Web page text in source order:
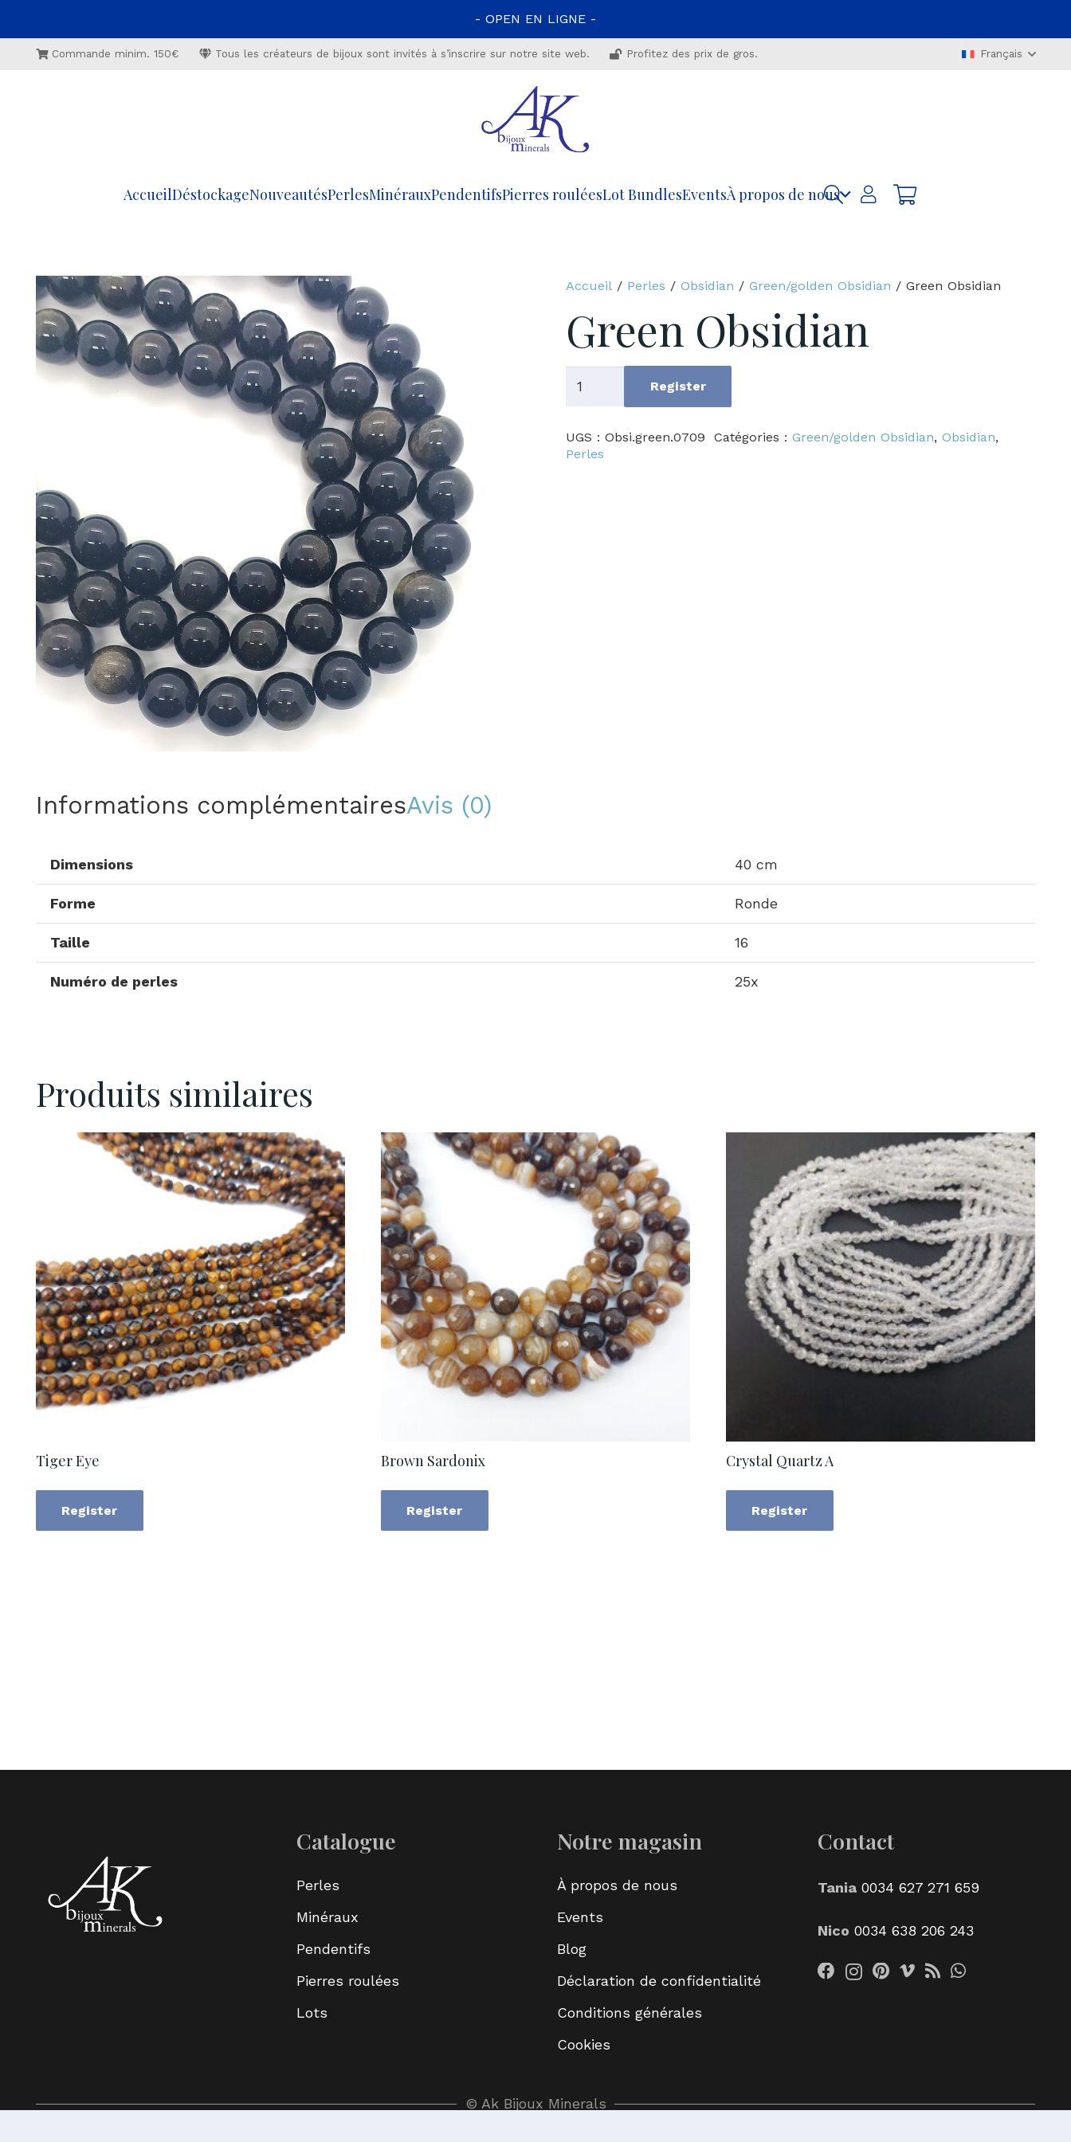
- OPEN EN LIGNE -
Commande minim. 150€ Tous les créateurs de bijoux sont invités à s’inscrire sur notre site web. Profitez des prix de gros. Français
AccueilDéstockageNouveautésPerlesMinérauxPendentifsPierres rouléesLot BundlesEventsÀ propos de nous
Accueil/ Perles / Obsidian / Green/golden Obsidian / Green Obsidian
Green Obsidian
Obsidian
Register
UGS : Obsi.green.0709 Catégories :Green/golden Obsidian,Obsidian,
Perles
Informations complémentairesAvis (0)
Dimensions 40 cm
Forme Ronde
Taille 16
Numéro de perles 25x
Produits similaires
Tiger Eye
Register
Brown Sardonix
Register
Crystal Quartz A
Register
Catalogue
Perles
Minéraux
Pendentifs
Pierres roulées
Lots
Notre magasin
À propos de nous
Events
Blog
Déclaration de confidentialité
Conditions générales
Cookies
Contact
Tania 0034 627 271 659
Nico 0034 638 206 243
© Ak Bijoux Minerals